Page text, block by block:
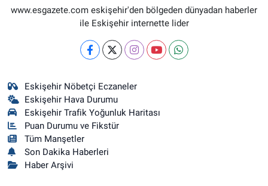
www.esgazete.com eskişehir'den bölgeden dünyadan haberler
ile Eskişehir internette lider
Eskişehir Nöbetçi Eczaneler
Eskişehir Hava Durumu
Eskişehir Trafik Yoğunluk Haritası
Puan Durumu ve Fikstür
Tüm Manşetler
Son Dakika Haberleri
Haber Arşivi